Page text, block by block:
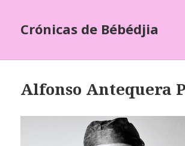
Crónicas de Bébédjia
Alfonso Antequera